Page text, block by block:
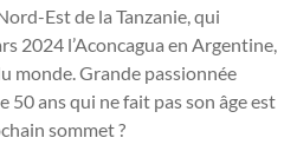
Est de la Tanzanie, qui
2024 l’Aconcagua en Argentine,
monde. Grande passionnée
ans qui ne fait pas son âge est
sommet ?